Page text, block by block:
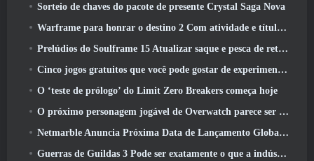
Sorteio de chaves do pacote de presente Crystal Saga Nova
Warframe para honrar o destino 2 Com atividade e título especiais no jogo
Prelúdios do Soulframe 15 Atualizar saque e pesca de retrabalhos
Cinco jogos gratuitos que você pode gostar de experimentar durante o Bullet Fest
O ‘teste de prólogo’ do Limit Zero Breakers começa hoje
O próximo personagem jogável de Overwatch parece ser um chefe do crime ciborgue sobrecarregado
Netmarble Anuncia Próxima Data de Lançamento Global RF Online
Guerras de Guildas 3 Pode ser exatamente o que a indústria de MMO precisa agora